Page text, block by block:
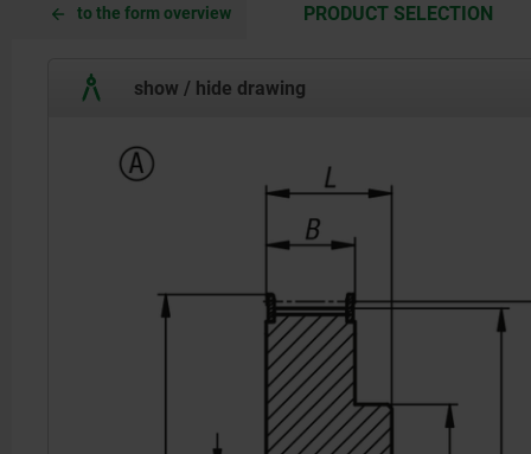
to the form overview PRODUCT SELECTION
show / hide drawing